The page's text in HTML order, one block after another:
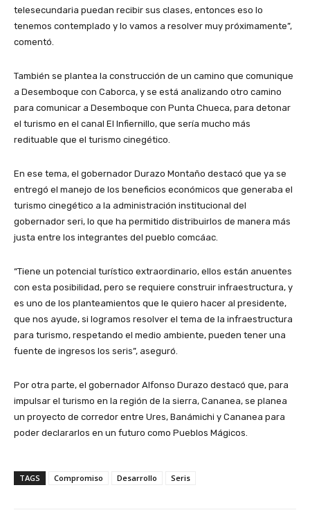
telesecundaria puedan recibir sus clases, entonces eso lo
tenemos contemplado y lo vamos a resolver muy próximamente”,
comentó.
También se plantea la construcción de un camino que comunique
a Desemboque con Caborca, y se está analizando otro camino
para comunicar a Desemboque con Punta Chueca, para detonar
el turismo en el canal El Infiernillo, que sería mucho más
redituable que el turismo cinegético.
En ese tema, el gobernador Durazo Montaño destacó que ya se
entregó el manejo de los beneficios económicos que generaba el
turismo cinegético a la administración institucional del
gobernador seri, lo que ha permitido distribuirlos de manera más
justa entre los integrantes del pueblo comcáac.
“Tiene un potencial turístico extraordinario, ellos están anuentes
con esta posibilidad, pero se requiere construir infraestructura, y
es uno de los planteamientos que le quiero hacer al presidente,
que nos ayude, si logramos resolver el tema de la infraestructura
para turismo, respetando el medio ambiente, pueden tener una
fuente de ingresos los seris”, aseguró.
Por otra parte, el gobernador Alfonso Durazo destacó que, para
impulsar el turismo en la región de la sierra, Cananea, se planea
un proyecto de corredor entre Ures, Banámichi y Cananea para
poder declararlos en un futuro como Pueblos Mágicos.
TAGS Compromiso Desarrollo Seris